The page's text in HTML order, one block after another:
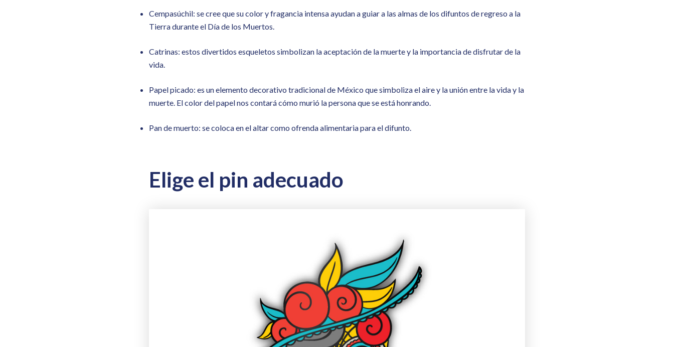
Cempasúchil: se cree que su color y fragancia intensa ayudan a guiar a las almas de los difuntos de regreso a la
Tierra durante el Día de los Muertos.
Catrinas: estos divertidos esqueletos simbolizan la aceptación de la muerte y la importancia de disfrutar de la
vida.
Papel picado: es un elemento decorativo tradicional de México que simboliza el aire y la unión entre la vida y la
muerte. El color del papel nos contará cómo murió la persona que se está honrando.
Pan de muerto: se coloca en el altar como ofrenda alimentaria para el difunto.
Elige el pin adecuado